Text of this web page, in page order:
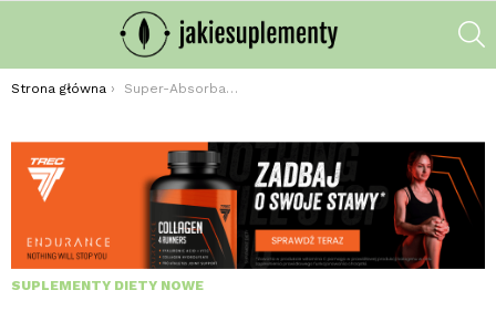
Jesteś tutaj:
Strona główna Super-Absorbable CoQ10 (Ubiquinone) 100 mg with d-Limonene Life Extension
SUPLEMENTY DIETY NOWE